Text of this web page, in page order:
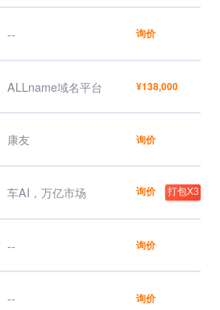
-- 询价
ALLname域名平台 ¥138,000
康友 询价
车AI，万亿市场 询价 打包X3
-- 询价
-- 询价